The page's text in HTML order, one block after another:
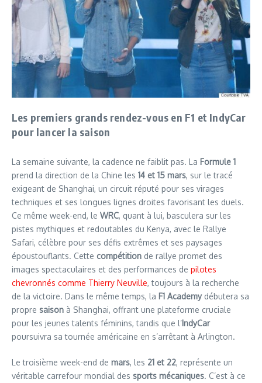
Les premiers grands rendez-vous en F1 et IndyCar
pour lancer la saison
La semaine suivante, la cadence ne faiblit pas. La Formule 1
prend la direction de la Chine les 14 et 15 mars, sur le tracé
exigeant de Shanghai, un circuit réputé pour ses virages
techniques et ses longues lignes droites favorisant les duels.
Ce même week-end, le WRC, quant à lui, basculera sur les
pistes mythiques et redoutables du Kenya, avec le Rallye
Safari, célèbre pour ses défis extrêmes et ses paysages
époustouflants. Cette compétition de rallye promet des
images spectaculaires et des performances de pilotes
chevronnés comme Thierry Neuville, toujours à la recherche
de la victoire. Dans le même temps, la F1 Academydébutera sa
propre saison à Shanghai, offrant une plateforme cruciale
pour les jeunes talents féminins, tandis que l’IndyCar
poursuivra sa tournée américaine en s’arrêtant à Arlington.
Le troisième week-end de mars, les 21 et 22, représente un
véritable carrefour mondial des sports mécaniques. C’est à ce